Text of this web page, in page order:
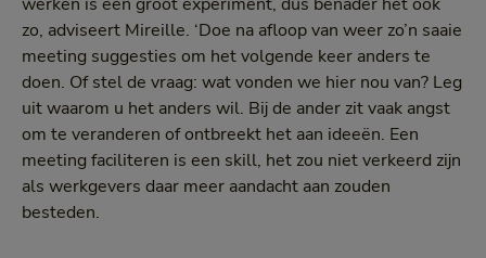
zo, adviseert Mireille. ‘Doe na afloop van weer zo’n saaie
meeting suggesties om het volgende keer anders te
doen. Of stel de vraag: wat vonden we hier nou van? Leg
uit waarom u het anders wil. Bij de ander zit vaak angst
om te veranderen of ontbreekt het aan ideeën. Een
meeting faciliteren is een skill, het zou niet verkeerd zijn
als werkgevers daar meer aandacht aan zouden
besteden.